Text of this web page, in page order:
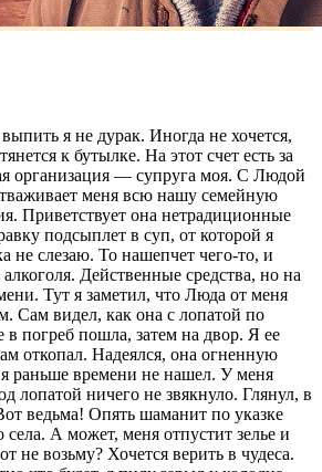
я не дурак. Иногда не хочется,
к бутылке. На этот счет есть за
организация — супруга моя. С Людой
меня всю нашу семейную
Приветствует она нетрадиционные
подсыплет в суп, от которой я
не слезаю. То нашепчет чего-то, и
Действенные средства, но на
Тут я заметил, что Люда от меня
Сам видел, как она с лопатой по
в погреб пошла, затем на двор. Я ее
откопал. Надеялся, она огненную
раньше времени не нашел. У меня
лопатой ничего не звякнуло. Глянул, в
ведьма! Опять шаманит по указке
села. А может, меня отпустит зелье и
не возьму? Хочется верить в чудеса.